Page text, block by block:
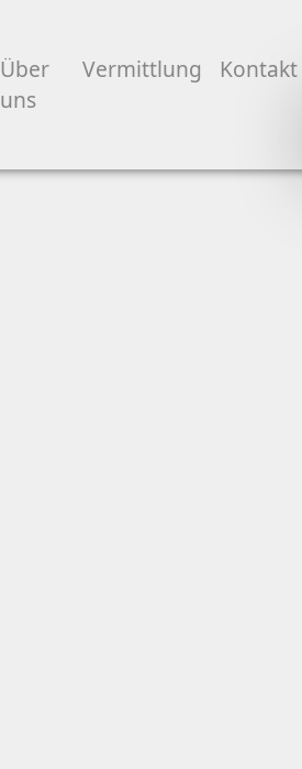
Über
uns
Vermittlung Kontakt